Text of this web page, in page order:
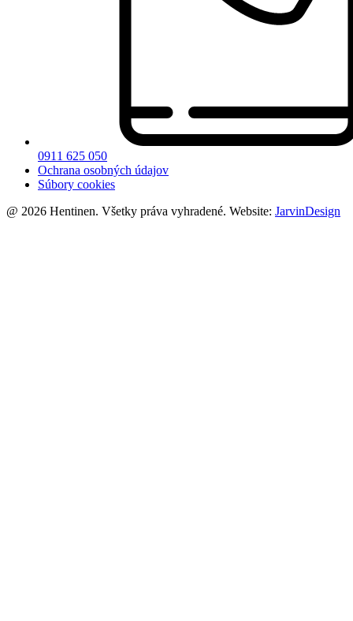
0911 625 050
Ochrana osobných údajov
Súbory cookies
@ 2026 Hentinen. Všetky práva vyhradené. Website: JarvinDesign